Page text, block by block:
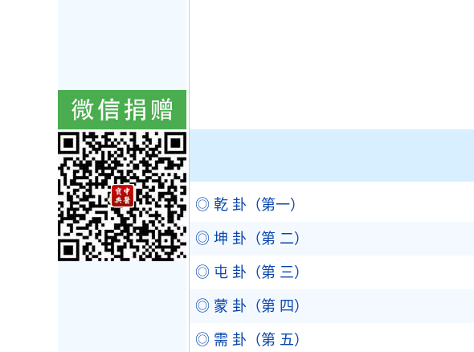
◎ 乾 卦（第一）
◎ 坤 卦（第 二）
◎ 屯 卦（第 三）
◎ 蒙 卦（第 四）
◎ 需 卦（第 五）